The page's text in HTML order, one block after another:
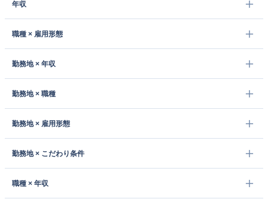
年収
職種 × 雇用形態
勤務地 × 年収
勤務地 × 職種
勤務地 × 雇用形態
勤務地 × こだわり条件
職種 × 年収